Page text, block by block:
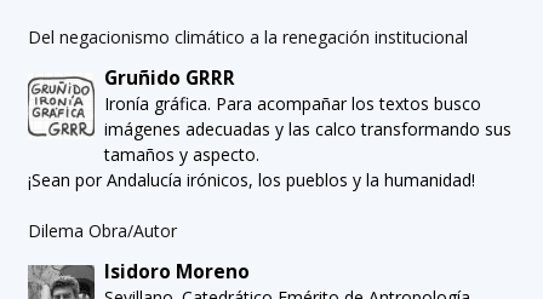
Del negacionismo climático a la renegación institucional
Gruñido GRRR
Ironía gráfica. Para acompañar los textos busco
imágenes adecuadas y las calco transformando sus
tamaños y aspecto.
¡Sean por Andalucía irónicos, los pueblos y la humanidad!
Dilema Obra/Autor
Isidoro Moreno